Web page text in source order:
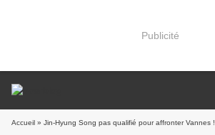
Publicité
Accueil » Jin-Hyung Song pas qualifié pour affronter Vannes !